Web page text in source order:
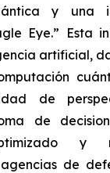
y una
Eye.” Esta
artificial,
de
de
y
de